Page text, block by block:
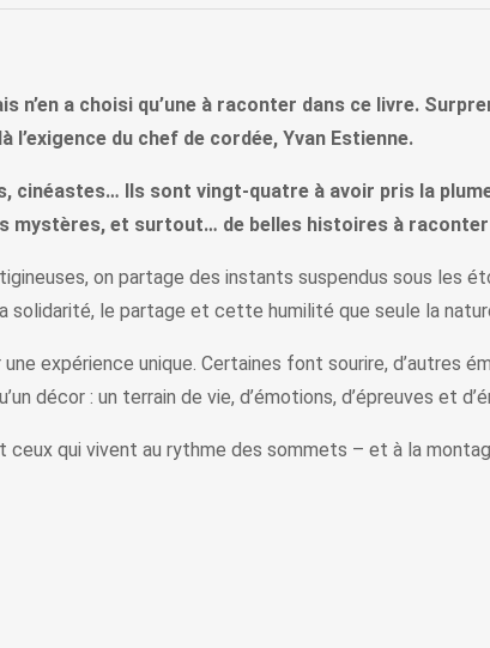
n’en a choisi qu’une à raconter dans ce livre.
l’exigence du chef de cordée, Yvan Estienne.
cinéastes… Ils sont vingt-quatre à avoir pris la
mystères, et surtout… de belles histoires à
on partage des instants suspendus sous les
solidarité, le partage et cette humilité que seule la
expérience unique. Certaines font sourire, d’autres
décor : un terrain de vie, d’émotions, d’épreuves et
ceux qui vivent au rythme des sommets – et à la